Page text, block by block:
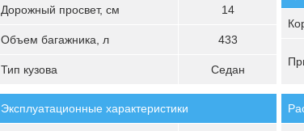
Дорожный просвет, см 14
Объем багажника, л 433
Тип кузова Седан
Эксплуатационные характеристики